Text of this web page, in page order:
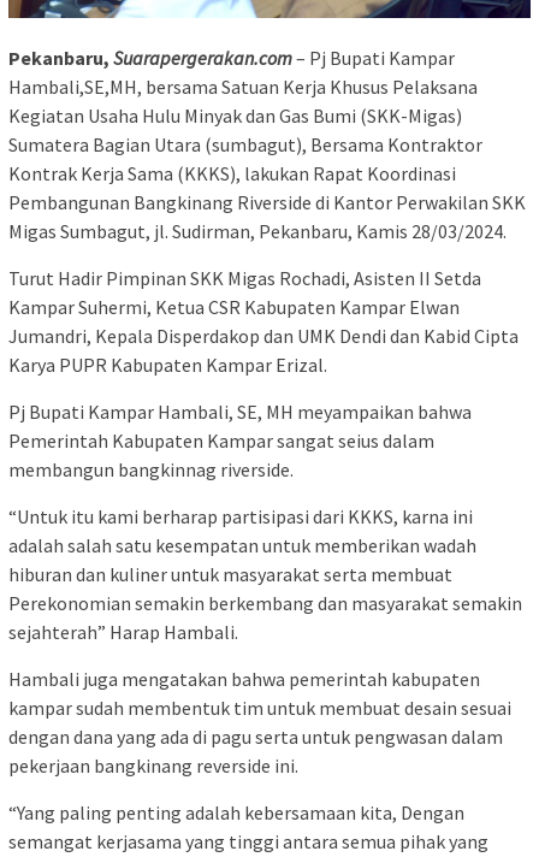
Pekanbaru, Suarapergerakan.com– Pj Bupati Kampar
Hambali,SE,MH, bersama Satuan Kerja Khusus Pelaksana
Kegiatan Usaha Hulu Minyak dan Gas Bumi (SKK-Migas)
Sumatera Bagian Utara (sumbagut), Bersama Kontraktor
Kontrak Kerja Sama (KKKS), lakukan Rapat Koordinasi
Pembangunan Bangkinang Riverside di Kantor Perwakilan SKK
Migas Sumbagut, jl. Sudirman, Pekanbaru, Kamis 28/03/2024.
Turut Hadir Pimpinan SKK Migas Rochadi, Asisten II Setda
Kampar Suhermi, Ketua CSR Kabupaten Kampar Elwan
Jumandri, Kepala Disperdakop dan UMK Dendi dan Kabid Cipta
Karya PUPR Kabupaten Kampar Erizal.
Pj Bupati Kampar Hambali, SE, MH meyampaikan bahwa
Pemerintah Kabupaten Kampar sangat seius dalam
membangun bangkinnag riverside.
“Untuk itu kami berharap partisipasi dari KKKS, karna ini
adalah salah satu kesempatan untuk memberikan wadah
hiburan dan kuliner untuk masyarakat serta membuat
Perekonomian semakin berkembang dan masyarakat semakin
sejahterah” Harap Hambali.
Hambali juga mengatakan bahwa pemerintah kabupaten
kampar sudah membentuk tim untuk membuat desain sesuai
dengan dana yang ada di pagu serta untuk pengwasan dalam
pekerjaan bangkinang reverside ini.
“Yang paling penting adalah kebersamaan kita, Dengan
semangat kerjasama yang tinggi antara semua pihak yang